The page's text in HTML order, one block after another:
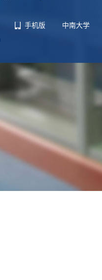
手机版
中南大学